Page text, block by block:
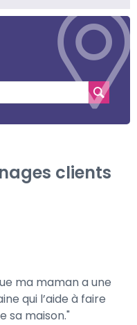
clients
ma maman a une
qui l’aide à faire
sa maison.